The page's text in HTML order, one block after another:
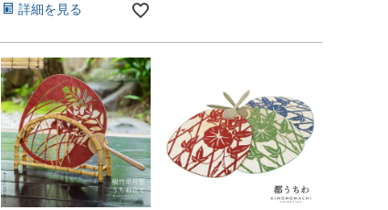
詳細を見る